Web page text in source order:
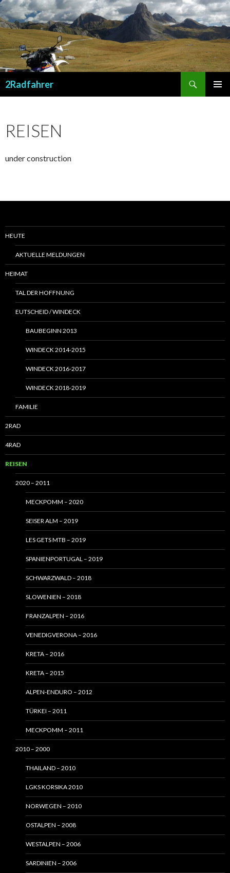
2Radfahrer
REISEN
under construction
HEUTE
AKTUELLE MELDUNGEN
HEIMAT
TAL DER HOFFNUNG
EUTSCHEID / WINDECK
BAUBEGINN 2013
WINDECK 2014-2015
WINDECK 2016-2017
WINDECK 2018-2019
FAMILIE
2RAD
4RAD
REISEN
2020 – 2011
MECKPOMM – 2020
SEISER ALM – 2019
LES GETS MTB – 2019
SPANIENPORTUGAL – 2019
SCHWARZWALD – 2018
SLOWENIEN – 2018
FRANZALPEN – 2016
VENEDIGVERONA – 2016
KRETA – 2016
KRETA – 2015
ALPEN-ENDURO – 2012
TÜRKEI – 2011
MECKPOMM – 2011
2010 – 2000
THAILAND – 2010
LGKS KORSIKA 2010
NORWEGEN – 2010
OSTALPEN – 2008
WESTALPEN – 2006
SARDINIEN – 2006